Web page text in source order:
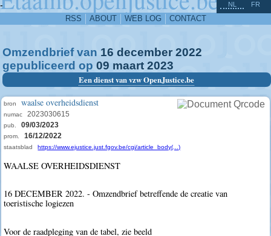
-
RSS ABOUT WEB LOG CONTACT
NL FR
Omzendbrief van 16 december 2022
gepubliceerd op 09 maart 2023
Een dienst van vzw OpenJustice.be
bron waalse overheidsdienst
numac 2023030615
pub. 09/03/2023
prom. 16/12/2022
staatsblad https://www.ejustice.just.fgov.be/cgi/article_body(...)
WAALSE OVERHEIDSDIENST
16 DECEMBER 2022. - Omzendbrief betreffende de creatie van
toeristische logiezen
Voor de raadpleging van de tabel, zie beeld
^